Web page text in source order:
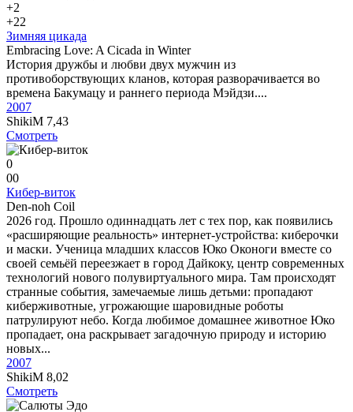
+2
+22
Зимняя цикада
Embracing Love: A Cicada in Winter
История дружбы и любви двух мужчин из
противоборствующих кланов, которая разворачивается во
времена Бакумацу и раннего периода Мэйдзи....
2007
ShikiM 7,43
Смотреть
0
00
Кибер-виток
Den-noh Coil
2026 год. Прошло одиннадцать лет с тех пор, как появились
«расширяющие реальность» интернет-устройства: киберочки
и маски. Ученица младших классов Юко Оконоги вместе со
своей семьёй переезжает в город Дайкоку, центр современных
технологий нового полувиртуального мира. Там происходят
странные события, замечаемые лишь детьми: пропадают
киберживотные, угрожающие шаровидные роботы
патрулируют небо. Когда любимое домашнее животное Юко
пропадает, она раскрывает загадочную природу и историю
новых...
2007
ShikiM 8,02
Смотреть